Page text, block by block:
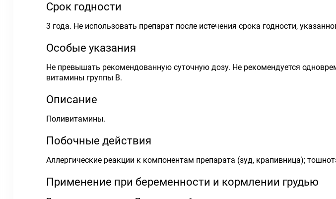
Срок годности
3 года. Не использовать препарат после истечения срока годности,
Особые указания
Не превышать рекомендованную суточную дозу. Не рекомендуется
витамины группы В.
Описание
Поливитамины.
Побочные действия
Аллергические реакции к компонентам препарата (зуд, крапивница);
Применение при беременности и кормлении грудью